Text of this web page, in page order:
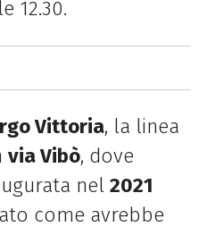
12.30.
Vittoria, la linea
via Vibò, dove
nel 2021
come avrebbe